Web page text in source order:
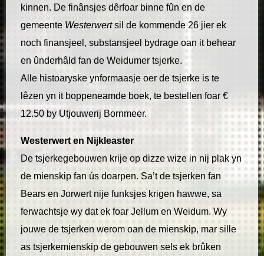
kinnen. De finânsjes dêrfoar binne fûn en de
gemeente Westerwertsil de kommende 26 jier ek
noch finansjeel, substansjeel bydrage oan it behear
en ûnderhâld fan de Weidumer tsjerke.
Alle histoaryske ynformaasje oer de tsjerke is te
lêzen yn it boppeneamde boek, te bestellen foar €
12.50 by Utjouwerij Bornmeer.
Westerwert en Nijkleaster
De tsjerkegebouwen krije op dizze wize in nij plak yn
de mienskip fan ús doarpen. Sa’t de tsjerken fan
Bears en Jorwert nije funksjes krigen hawwe, sa
ferwachtsje wy dat ek foar Jellum en Weidum. Wy
jouwe de tsjerken werom oan de mienskip, mar sille
as tsjerkemienskip de gebouwen sels ek brûken